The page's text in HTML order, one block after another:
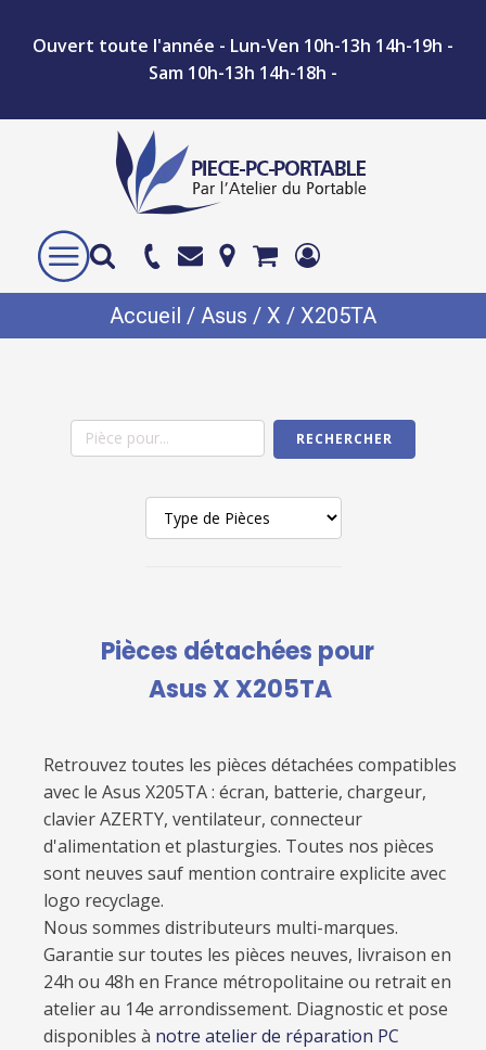
Ouvert toute l'année - Lun-Ven 10h-13h 14h-19h -
Sam 10h-13h 14h-18h -
Accueil / Asus / X / X205TA
RECHERCHER
Pièces détachées pour
Asus X X205TA
Retrouvez toutes les pièces détachées compatibles
avec le Asus X205TA: écran, batterie, chargeur,
clavier AZERTY, ventilateur, connecteur
d'alimentation et plasturgies. Toutes nos pièces
sont neuves sauf mention contraire explicite avec
logo recyclage.
Nous sommes distributeurs multi-marques.
Garantie sur toutes les pièces neuves, livraison en
24h ou 48h en France métropolitaine ou retrait en
atelier au 14e arrondissement. Diagnostic et pose
disponibles à notre atelier de réparation PC